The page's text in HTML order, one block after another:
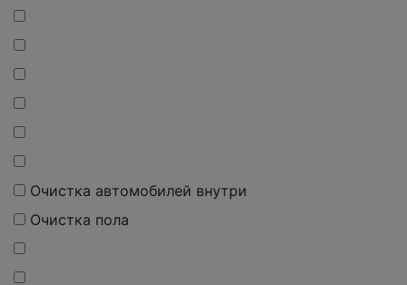
Очистка автомобилей внутри
Очистка пола